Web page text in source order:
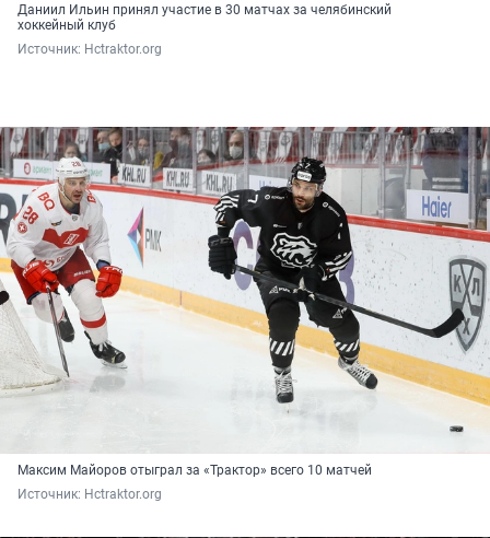
Даниил Ильин принял участие в 30 матчах за челябинский
хоккейный клуб
Источник: Hctraktor.org
Максим Майоров отыграл за «Трактор» всего 10 матчей
Источник: Hctraktor.org